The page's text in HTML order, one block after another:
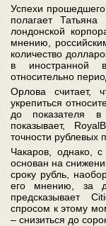
Успехи прошедшего
полагает
лондонской
мнению,
количество
в иностранной
относительно
Орлова считает,
укрепиться
до показателя
показывает,
точности рублевых
Чакаров, однако,
основан на
сроку рубль,
его мнению, за
предсказывает
спросом к этому
– снизиться до